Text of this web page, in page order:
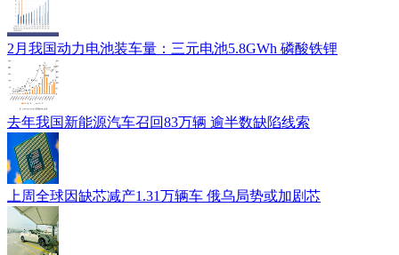
2月我国动力电池装车量：三元电池5.8GWh 磷酸铁锂
去年我国新能源汽车召回83万辆 逾半数缺陷线索
上周全球因缺芯减产1.31万辆车 俄乌局势或加剧芯